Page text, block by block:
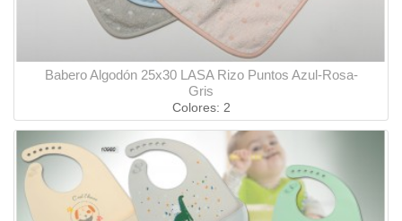
Babero Algodón 25x30 LASA Rizo Puntos Azul-Rosa-
Gris
Colores: 2